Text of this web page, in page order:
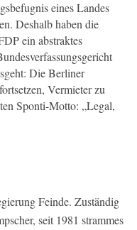
eines Landes
Deshalb haben die
ein abstraktes
Die Berliner
Vermieter zu
Sponti-Motto: „Legal,
Feinde. Zuständig
seit 1981 strammes